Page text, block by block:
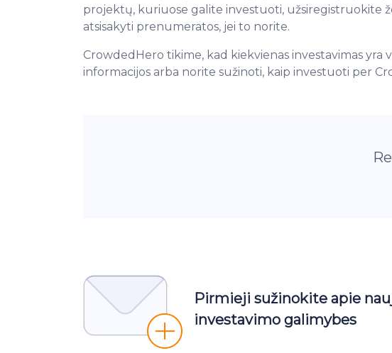
projektų, kuriuose galite investuoti, užsiregistruokite
atsisakyti prenumeratos, jei to norite.
CrowdedHero tikime, kad kiekvienas investavimas yra
informacijos arba norite sužinoti, kaip investuoti per
Pirmieji sužinokite apie
investavimo galimybes